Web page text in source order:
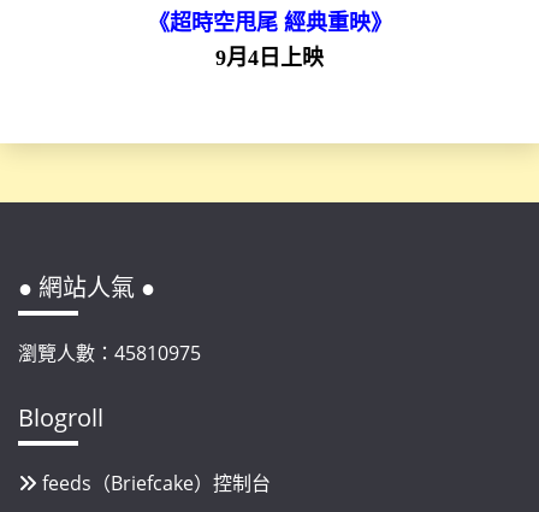
《超時空甩尾 經典重映》
9月4日上映
● 網站人氣 ●
瀏覽人數：45810975
Blogroll
feeds（Briefcake）控制台